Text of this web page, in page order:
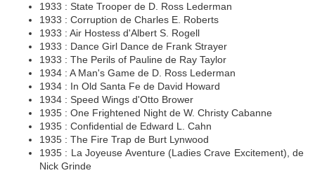
1933 : State Trooper de D. Ross Lederman
1933 : Corruption de Charles E. Roberts
1933 : Air Hostess d'Albert S. Rogell
1933 : Dance Girl Dance de Frank Strayer
1933 : The Perils of Pauline de Ray Taylor
1934 : A Man's Game de D. Ross Lederman
1934 : In Old Santa Fe de David Howard
1934 : Speed Wings d'Otto Brower
1935 : One Frightened Night de W. Christy Cabanne
1935 : Confidential de Edward L. Cahn
1935 : The Fire Trap de Burt Lynwood
1935 : La Joyeuse Aventure (Ladies Crave Excitement), de
Nick Grinde